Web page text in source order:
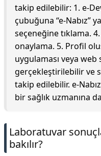
takip edilebilir: 1. e-
çubuğuna “e-Nabız”
seçeneğine tıklama.
onaylama. 5. Profil
uygulaması veya
gerçekleştirilebilir ve
takip edilebilir. e-
bir sağlık uzmanına
Laboratuvar
bakılır?